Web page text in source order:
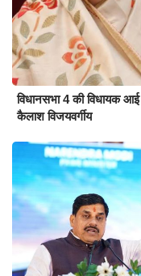
विधानसभा 4 की विधायक आई
कैलाश विजयवर्गीय